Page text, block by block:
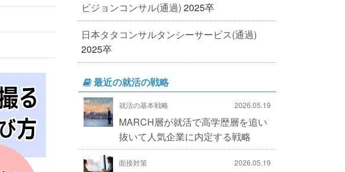
ビジョンコンサル(通過) 2025卒
日本タタコンサルタンシーサービス(通過)
2025卒
最近の就活の戦略
就活の基本戦略 2026.05.19
MARCH層が就活で高学歴層を追い
抜いて人気企業に内定する戦略
面接対策 2026.05.19